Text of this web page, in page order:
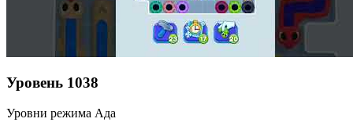
Уровень 1038
Уровни режима Ада